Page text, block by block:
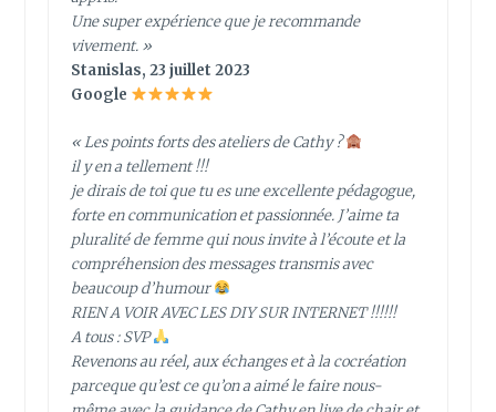
Une super expérience que je recommande
vivement. »
Stanislas, 23 juillet 2023
Google
« Les points forts des ateliers de Cathy ?
il y en a tellement !!!
je dirais de toi que tu es une excellente pédagogue,
forte en communication et passionnée. J’aime ta
pluralité de femme qui nous invite à l’écoute et la
compréhension des messages transmis avec
beaucoup d’humour
RIEN A VOIR AVEC LES DIY SUR INTERNET !!!!!!
A tous : SVP
Revenons au réel, aux échanges et à la cocréation
parceque qu’est ce qu’on a aimé le faire nous-